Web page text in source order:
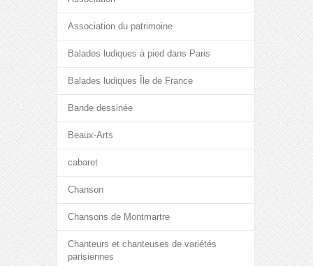
Association du patrimoine
Balades ludiques à pied dans Paris
Balades ludiques Île de France
Bande dessinée
Beaux-Arts
cabaret
Chanson
Chansons de Montmartre
Chanteurs et chanteuses de variétés
parisiennes